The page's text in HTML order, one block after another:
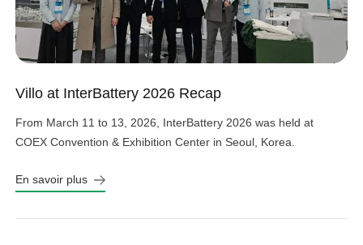
Villo at InterBattery 2026 Recap
From March 11 to 13, 2026, InterBattery 2026 was held at
COEX Convention & Exhibition Center in Seoul, Korea.
En savoir plus